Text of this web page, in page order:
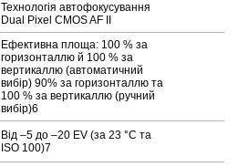
Технологія автофокусування
Dual Pixel CMOS AF II
Ефективна площа: 100 % за
горизонталлю й 100 % за
вертикаллю (автоматичний
вибір) 90% за горизонталлю та
100 % за вертикаллю (ручний
вибір)6
Від –5 до –20 EV (за 23 °C та
ISO 100)7